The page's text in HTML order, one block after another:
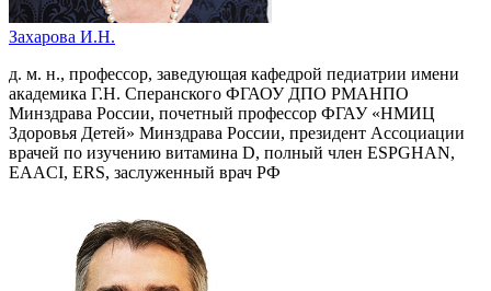
Захарова И.Н.
д. м. н., профессор, заведующая кафедрой педиатрии имени
академика Г.Н. Сперанского ФГАОУ ДПО РМАНПО
Минздрава России, почетный профессор ФГАУ «НМИЦ
Здоровья Детей» Минздрава России, президент Ассоциации
врачей по изучению витамина D, полный член ESPGHAN,
EAACI, ERS, заслуженный врач РФ